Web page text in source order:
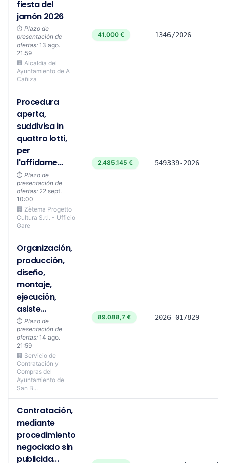
fiesta del
jamón 2026
⏱️ Plazo de
presentación de
ofertas: 13 ago.
21:59
🏢 Alcaldia del
Ayuntamiento de A
Cañiza
41.000 € 1346/2026
Procedura
aperta,
suddivisa in
quattro lotti,
per
l'affidame...
⏱️ Plazo de
presentación de
ofertas: 22 sept.
10:00
🏢 Zètema Progetto
Cultura S.r.l. - Ufficio
Gare
2.485.145 € 549339-2026
Organización,
producción,
diseño,
montaje,
ejecución,
asiste...
⏱️ Plazo de
presentación de
ofertas: 14 ago.
21:59
🏢 Servicio de
Contratación y
Compras del
Ayuntamiento de
San B...
89.088,7 € 2026-017829
Contratación,
mediante
procedimiento
negociado sin
publicida...